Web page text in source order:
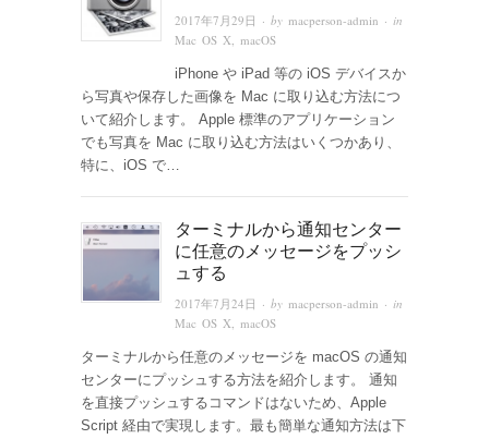
2017年7月29日 · by macperson-admin · in
Mac OS X
macOS
iPhone や iPad 等の iOS デバイスか
ら写真や保存した画像を Mac に取り込む方法につ
いて紹介します。 Apple 標準のアプリケーション
でも写真を Mac に取り込む方法はいくつかあり、
特に、iOS で…
ターミナルから通知センター
に任意のメッセージをプッシ
ュする
2017年7月24日 · bymacperson-admin · in
Mac OS X,macOS
ターミナルから任意のメッセージを macOS の通知
センターにプッシュする方法を紹介します。 通知
を直接プッシュするコマンドはないため、Apple
Script 経由で実現します。最も簡単な通知方法は下